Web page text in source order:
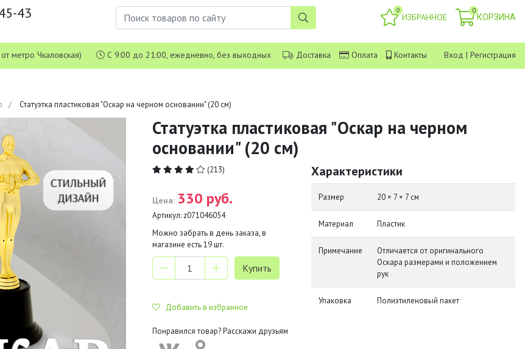
43 0
ИЗБРАННОЕ
0
КОРЗИНА
от метро Чкаловская) С 9:00 до 21:00, ежедневно, без выходных Доставка Оплата Контакты Вход | Регистрация
Статуэтка пластиковая "Оскар на черном основании" (20 см)
Статуэтка пластиковая "Оскар на черном
основании" (20 см)
(213)
Цена: 330 руб.
Артикул: z071046054
Можно забрать в день заказа, в
магазине есть19шт.
Добавить в избранное
Понравился товар? Расскажи друзьям
Характеристики
Размер 20 × 7 × 7 см
Материал Пластик
Примечание
Отличается от оригинального
Оскара размерами и положением
рук
Упаковка Полиэтиленовый пакет